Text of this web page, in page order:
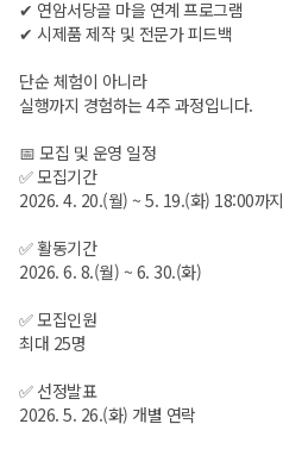
✔ 연암서당골 마을 연계 프로그램
✔ 시제품 제작 및 전문가 피드백
단순 체험이 아니라
실행까지 경험하는 4주 과정입니다.
📅 모집 및 운영 일정
✅ 모집기간
2026. 4. 20.(월) ~ 5. 19.(화) 18:00까지
✅ 활동기간
2026. 6. 8.(월) ~ 6. 30.(화)
✅ 모집인원
최대 25명
✅ 선정발표
2026. 5. 26.(화) 개별 연락